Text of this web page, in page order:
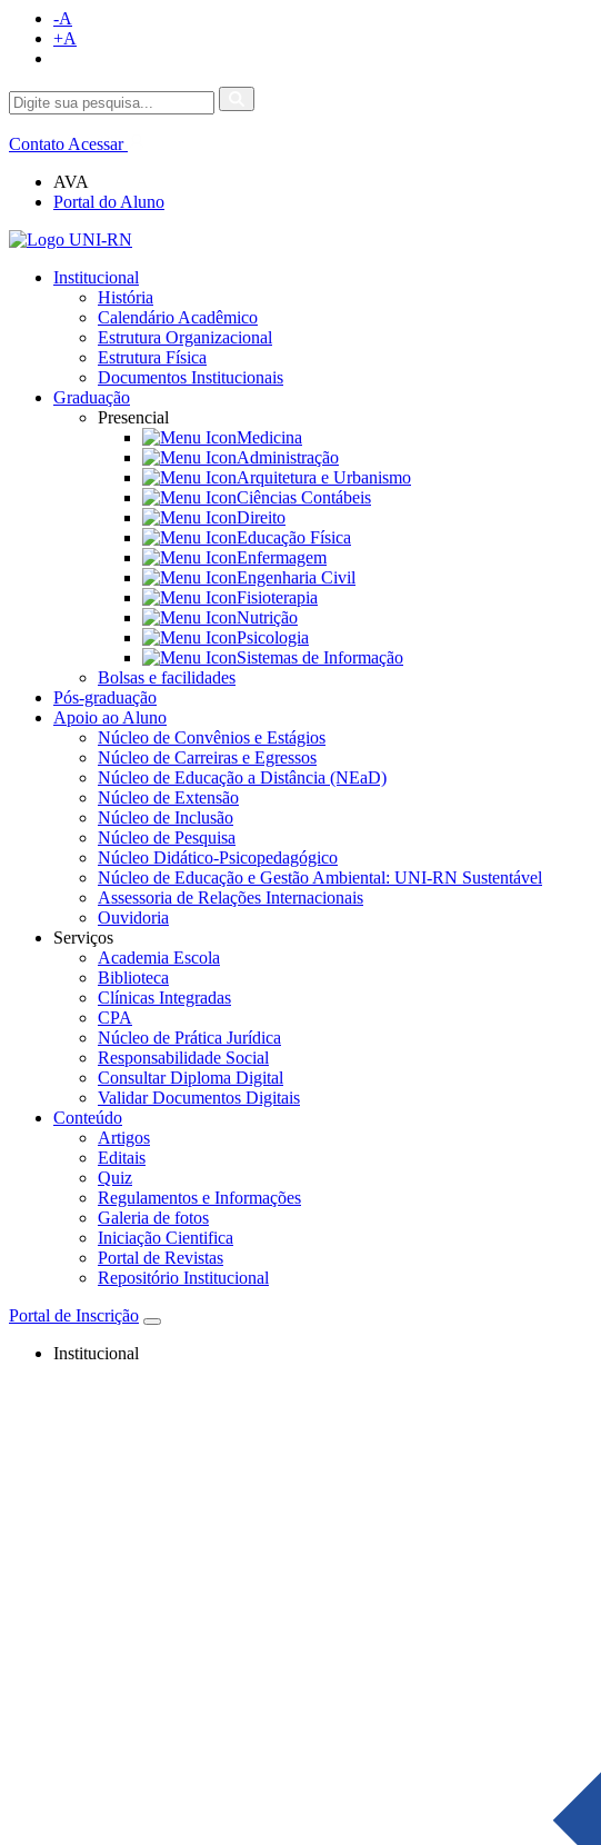
-A
+A
Contato Acessar
AVA
Portal do Aluno
Institucional
História
Calendário Acadêmico
Estrutura Organizacional
Estrutura Física
Documentos Institucionais
Graduação
Presencial
Medicina
Administração
Arquitetura e Urbanismo
Ciências Contábeis
Direito
Educação Física
Enfermagem
Engenharia Civil
Fisioterapia
Nutrição
Psicologia
Sistemas de Informação
Bolsas e facilidades
Pós-graduação
Apoio ao Aluno
Núcleo de Convênios e Estágios
Núcleo de Carreiras e Egressos
Núcleo de Educação a Distância (NEaD)
Núcleo de Extensão
Núcleo de Inclusão
Núcleo de Pesquisa
Núcleo Didático-Psicopedagógico
Núcleo de Educação e Gestão Ambiental: UNI-RN Sustentável
Assessoria de Relações Internacionais
Ouvidoria
Serviços
Academia Escola
Biblioteca
Clínicas Integradas
CPA
Núcleo de Prática Jurídica
Responsabilidade Social
Consultar Diploma Digital
Validar Documentos Digitais
Conteúdo
Artigos
Editais
Quiz
Regulamentos e Informações
Galeria de fotos
Iniciação Cientifica
Portal de Revistas
Repositório Institucional
Portal de Inscrição
Institucional